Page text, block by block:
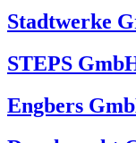
Stadtwerke
STEPS
Engbers